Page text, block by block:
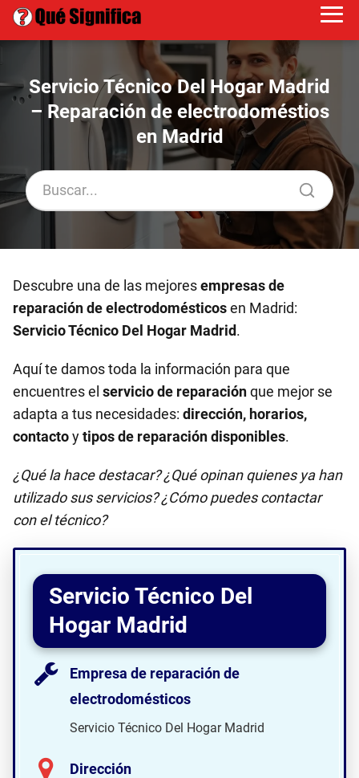
Servicio Técnico Del Hogar Madrid
– Reparación de electrodoméstios
en Madrid
Descubre una de las mejoresempresas de
reparación de electrodomésticosen Madrid:
Servicio Técnico Del Hogar Madrid.
Aquí te damos toda la información para que
encuentres el servicio de reparaciónque mejor se
adapta a tus necesidades: dirección, horarios,
contactoytipos de reparación disponibles.
¿Qué la hace destacar? ¿Qué opinan quienes ya han
utilizado sus servicios? ¿Cómo puedes contactar
con el técnico?
Servicio Técnico Del
Hogar Madrid
Empresa de reparación de
electrodomésticos
Servicio Técnico Del Hogar Madrid
Dirección